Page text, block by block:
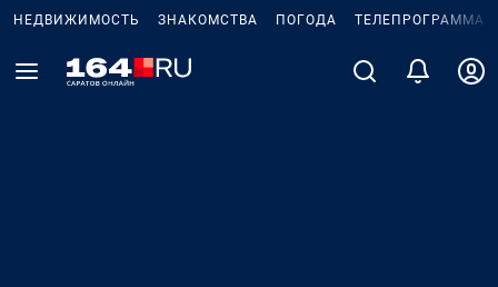
НЕДВИЖИМОСТЬ ЗНАКОМСТВА ПОГОДА ТЕЛЕПРОГРАММА